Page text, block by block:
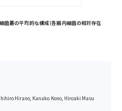
菌叢の平均的な構成（各腸内細菌の相対存在
Hirano, Kanako Kono, Hiroaki Masu